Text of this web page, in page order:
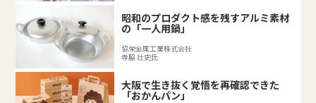
昭和のプロダクト感を残すアルミ素材
の「一人用鍋」
協栄金属工業株式会社
寺脇 壮史氏
大阪で生き抜く覚悟を再確認できた
「おかんパン」